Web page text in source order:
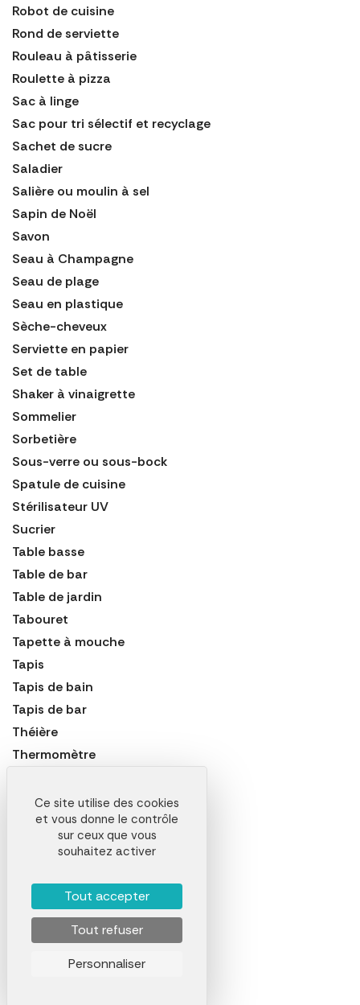
Robot de cuisine
Rond de serviette
Rouleau à pâtisserie
Roulette à pizza
Sac à linge
Sac pour tri sélectif et recyclage
Sachet de sucre
Saladier
Salière ou moulin à sel
Sapin de Noël
Savon
Seau à Champagne
Seau de plage
Seau en plastique
Sèche-cheveux
Serviette en papier
Set de table
Shaker à vinaigrette
Sommelier
Sorbetière
Sous-verre ou sous-bock
Spatule de cuisine
Stérilisateur UV
Sucrier
Table basse
Table de bar
Table de jardin
Tabouret
Tapette à mouche
Tapis
Tapis de bain
Tapis de bar
Théière
Thermomètre
Thermomètre extérieur
Tire-bouchon
Tonneau
Vaporisateur
Vaporisateur d'huile et vinaigre
Ce site utilise des cookies
et vous donne le contrôle
sur ceux que vous
souhaitez activer
Tout accepter
Tout refuser
Personnaliser